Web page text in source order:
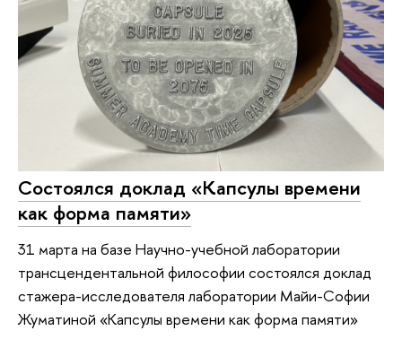
Состоялся доклад «Капсулы времени
как форма памяти»
31 марта на базе Научно-учебной лаборатории
трансцендентальной философии состоялся доклад
стажера-исследователя лаборатории Майи-Софии
Жуматиной «Капсулы времени как форма памяти»